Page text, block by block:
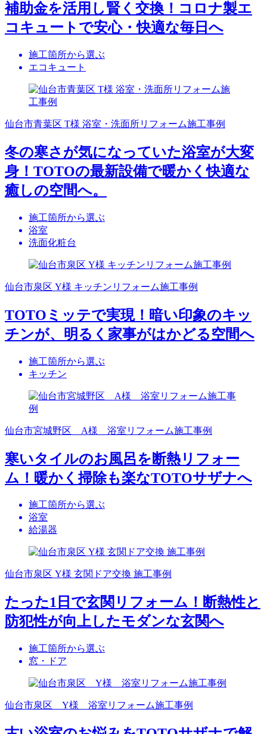
補助金を活用し賢く交換！コロナ製エ
コキュートで安心・快適な毎日へ
施工箇所から選ぶ
エコキュート
仙台市青葉区 T様 浴室・洗面所リフォーム施工事例
冬の寒さが気になっていた浴室が大変
身！TOTOの最新設備で暖かく快適な
癒しの空間へ。
施工箇所から選ぶ
浴室
洗面化粧台
仙台市泉区 Y様 キッチンリフォーム施工事例
TOTOミッテで実現！暗い印象のキッ
チンが、明るく家事がはかどる空間へ
施工箇所から選ぶ
キッチン
仙台市宮城野区 A様 浴室リフォーム施工事例
寒いタイルのお風呂を断熱リフォー
ム！暖かく掃除も楽なTOTOサザナへ
施工箇所から選ぶ
浴室
給湯器
仙台市泉区 Y様 玄関ドア交換 施工事例
たった1日で玄関リフォーム！断熱性と
防犯性が向上したモダンな玄関へ
施工箇所から選ぶ
窓・ドア
仙台市泉区 Y様 浴室リフォーム施工事例